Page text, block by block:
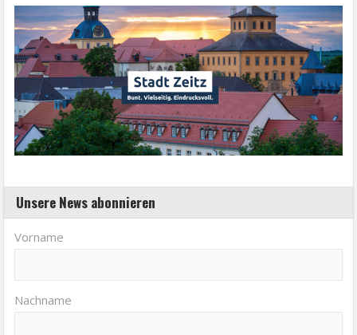
Unsere News abonnieren
Vorname
Nachname